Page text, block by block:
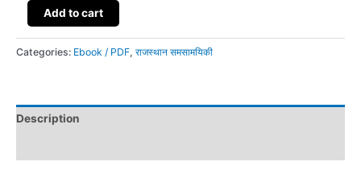
राजस्थान
समसामयिकी
जनवरी
2021
पीडीऍफ़
quantity
Add to cart
Categories: Ebook / PDF, राजस्थान समसामयिकी
Description